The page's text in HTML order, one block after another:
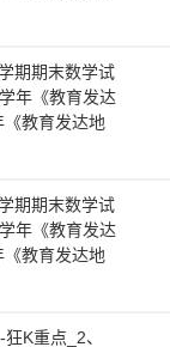
期期末数学试
年《教育发达
教育发达地
期期末数学试
年《教育发达
教育发达地
K重点_2、